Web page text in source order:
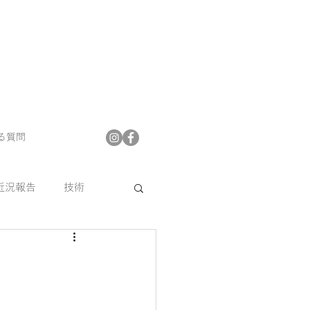
質問
況報告 技術